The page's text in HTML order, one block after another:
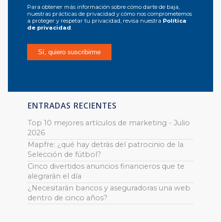
Para obtener más información sobre cómo darte de baja,
nuestras prácticas de privacidad y cómo nos comprometemos
a proteger y respetar tu privacidad, revisa nuestra Política
de privacidad.
ENTRADAS RECIENTES
Top 10 mejores artículos de marketing - Julio
2026
Mapfre: ¿qué hay detrás del patrocinio de la
Selección de fútbol?
Cinco divertidos anuncios financieros que te
alegrarán el día
¿Necesitarán bancos y aseguradoras una web
dentro de cinco años?